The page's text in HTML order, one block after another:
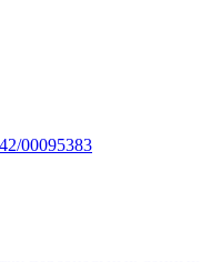
00095383